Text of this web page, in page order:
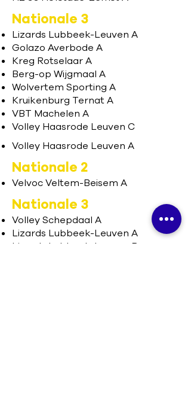
Nationale 3
Lizards Lubbeek-Leuven A
Golazo Averbode A
Kreg Rotselaar A
Berg-op Wijgmaal A
Wolvertem Sporting A
Kruikenburg Ternat A
VBT Machelen A​
​​​​Volley Haasrode Leuven C
Volley Haasrode Leuven A
Nationale 2
Velvoc Veltem-Beisem A
Nationale 3
Volley Schepdaal A
Lizards Lubbeek-Leuven A
Lizards Lubbeek-Leuven B